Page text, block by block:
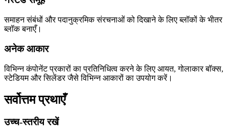
समाहन संबंधों और पदानुक्रमिक संरचनाओं को दिखाने के लिए ब्लॉकों के भीतर
ब्लॉक बनाएँ।
अनेक आकार
विभिन्न कंपोनेंट प्रकारों का प्रतिनिधित्व करने के लिए आयत, गोलाकार बॉक्स,
स्टेडियम और सिलेंडर जैसे विभिन्न आकारों का उपयोग करें।
सर्वोत्तम प्रथाएँ
उच्च-स्तरीय रखें